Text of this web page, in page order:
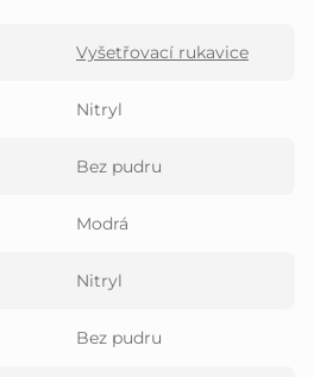
Vyšetřovací rukavice
Nitryl
Bez pudru
Modrá
Nitryl
Bez pudru